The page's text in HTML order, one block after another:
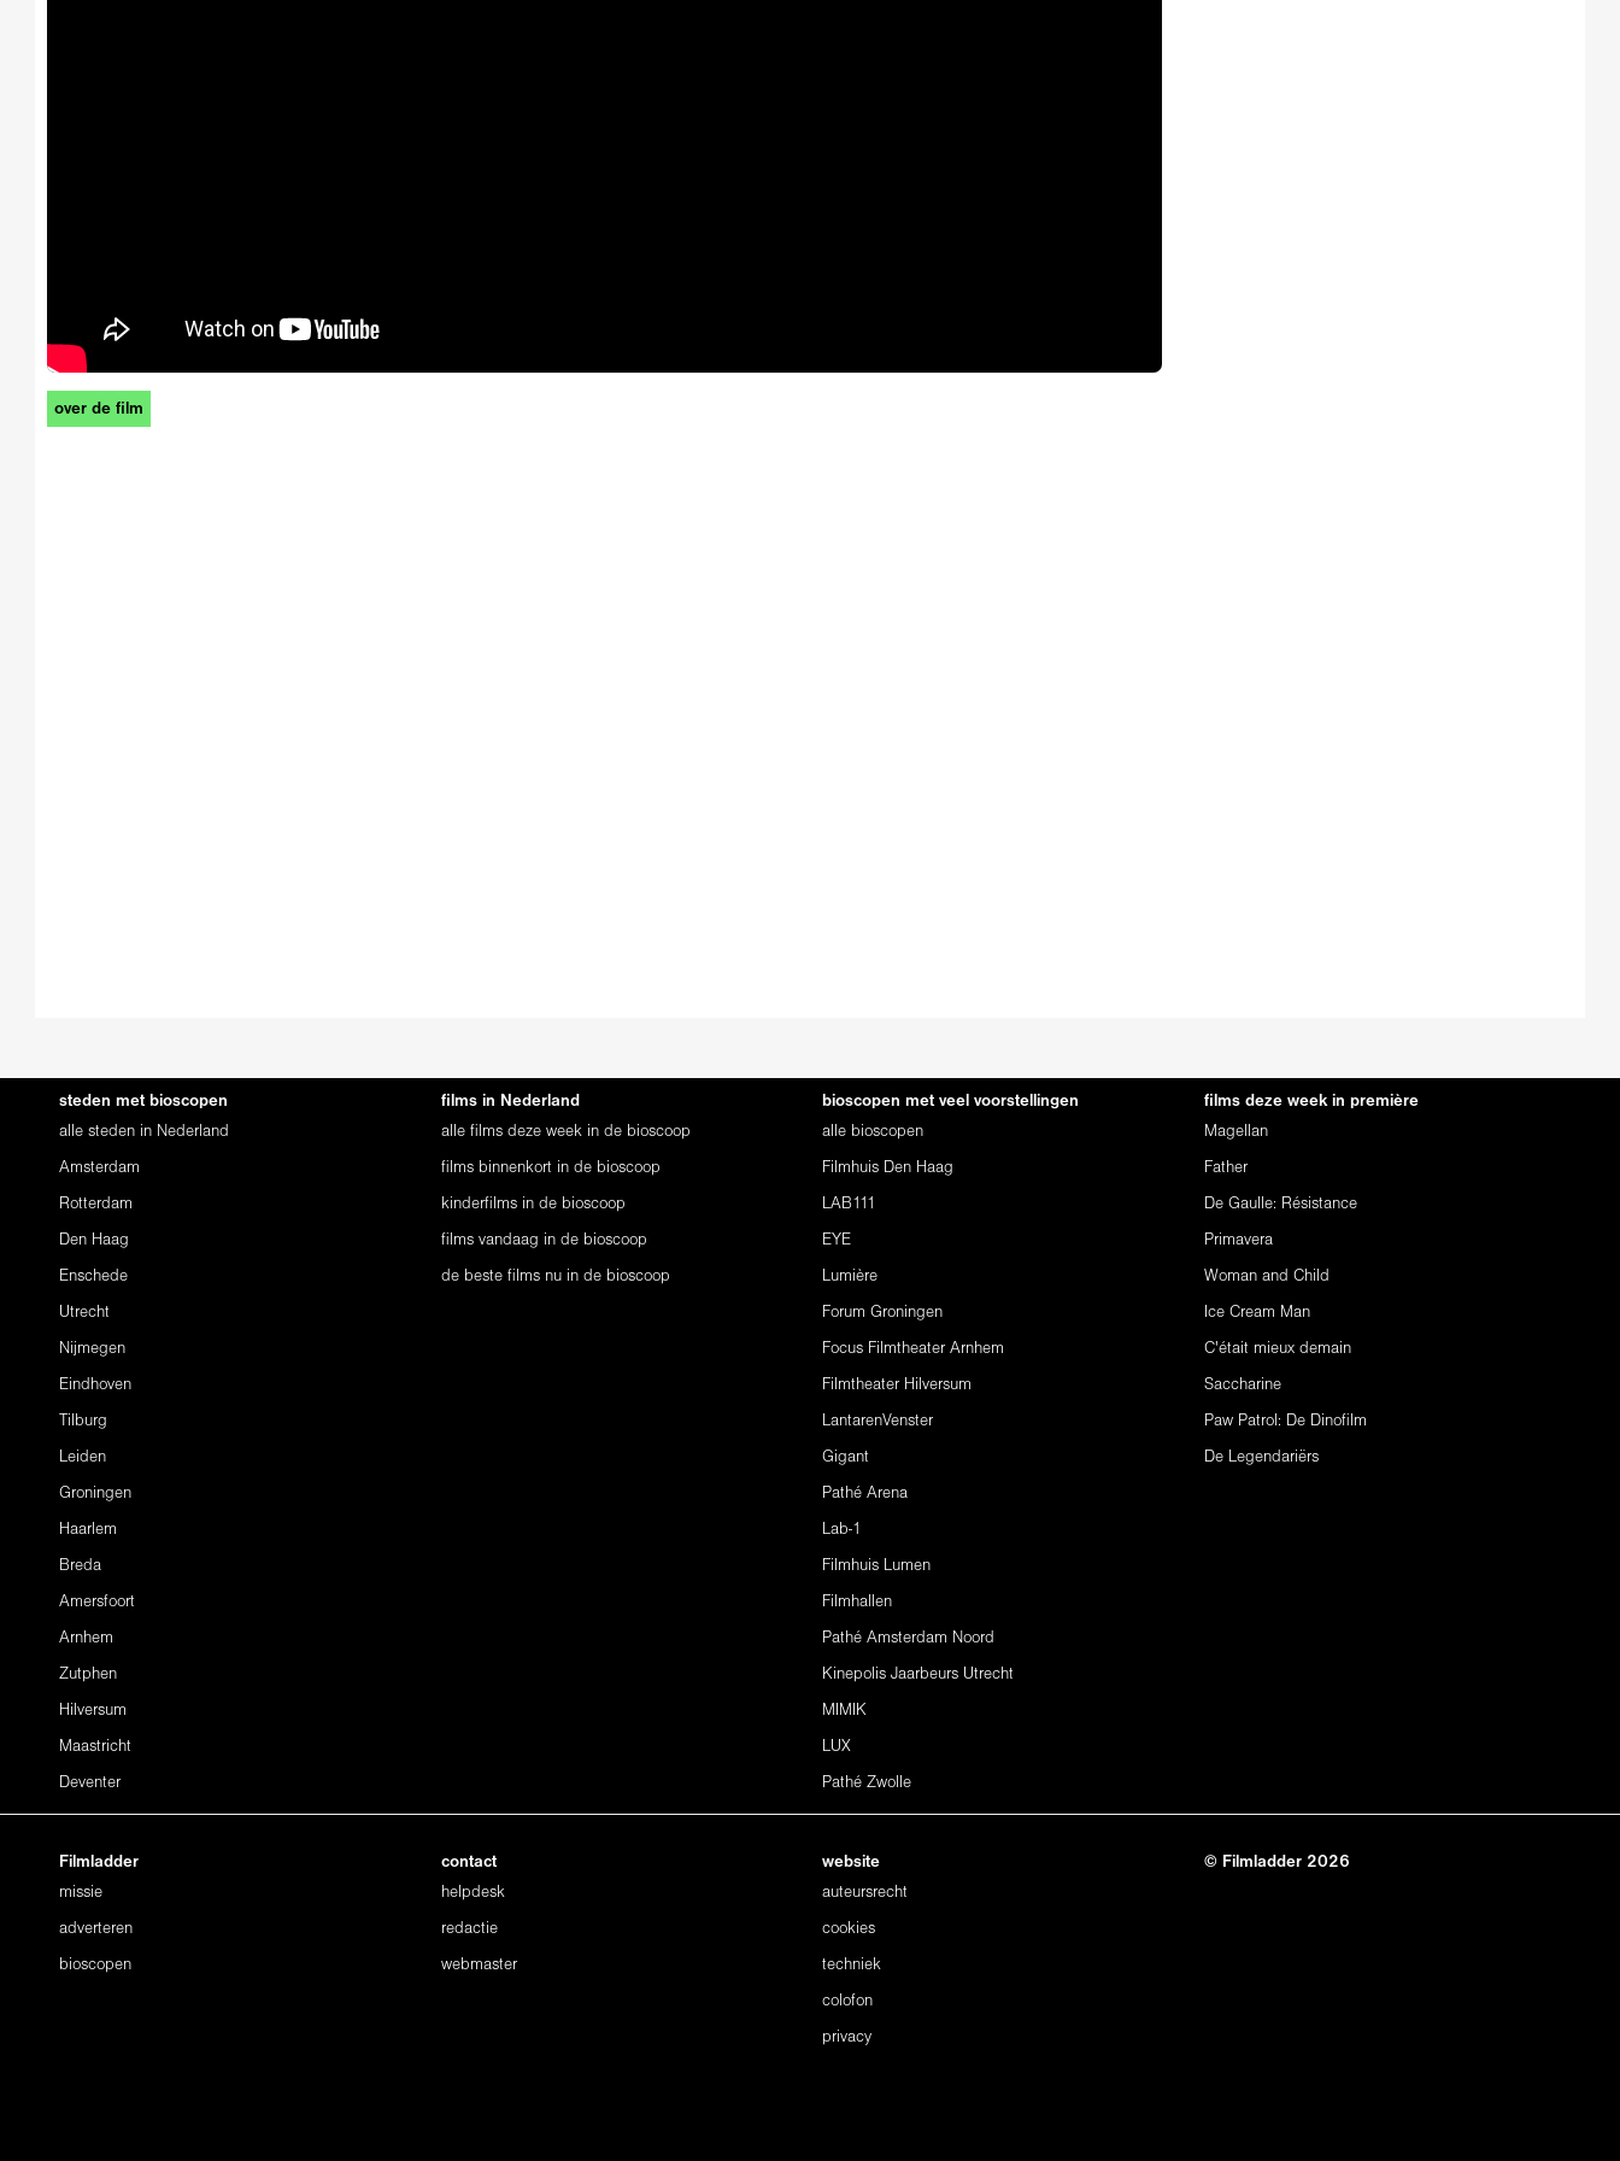
over de film
steden met bioscopen
alle steden in Nederland
Amsterdam
Rotterdam
Den Haag
Enschede
Utrecht
Nijmegen
Eindhoven
Tilburg
Leiden
Groningen
Haarlem
Breda
Amersfoort
Arnhem
Zutphen
Hilversum
Maastricht
Deventer
films in Nederland
alle films deze week in de bioscoop
films binnenkort in de bioscoop
kinderfilms in de bioscoop
films vandaag in de bioscoop
de beste films nu in de bioscoop
bioscopen met veel voorstellingen
alle bioscopen
Filmhuis Den Haag
LAB111
EYE
Lumière
Forum Groningen
Focus Filmtheater Arnhem
Filmtheater Hilversum
LantarenVenster
Gigant
Pathé Arena
Lab-1
Filmhuis Lumen
Filmhallen
Pathé Amsterdam Noord
Kinepolis Jaarbeurs Utrecht
MIMIK
LUX
Pathé Zwolle
films deze week in première
Magellan
Father
De Gaulle: Résistance
Primavera
Woman and Child
Ice Cream Man
C'était mieux demain
Saccharine
Paw Patrol: De Dinofilm
De Legendariërs
Filmladder
missie
adverteren
bioscopen
contact
helpdesk
redactie
webmaster
website
auteursrecht
cookies
techniek
colofon
privacy
© Filmladder 2026